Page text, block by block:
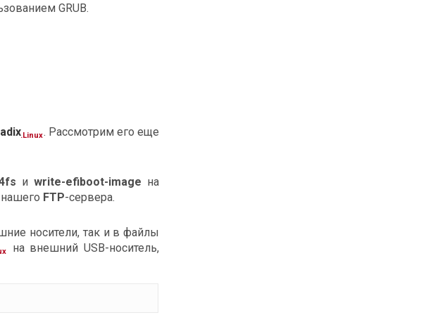
GRUB.
.Linux. Рассмотрим его еще
иwrite-efiboot-image на
нашего FTP-сервера.
носители, так и в файлы
на внешний USB-носитель,